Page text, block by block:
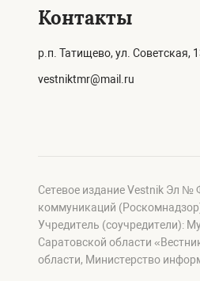
Контакты
р.п. Татищево, ул. Советская,
vestniktmr@mail.ru
Сетевое издание Vestnik Эл №
коммуникаций
Учредитель (соучредители):
Саратовской области
области, Министерство